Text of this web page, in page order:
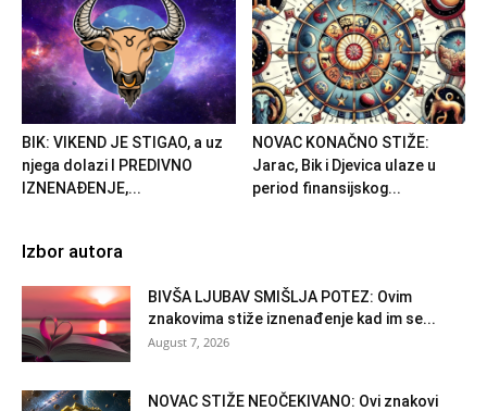
BIK: VIKEND JE STIGAO, a uz
njega dolazi I PREDIVNO
IZNENAĐENJE,...
NOVAC KONAČNO STIŽE:
Jarac, Bik i Djevica ulaze u
period finansijskog...
Izbor autora
BIVŠA LJUBAV SMIŠLJA POTEZ: Ovim
znakovima stiže iznenađenje kad im se...
August 7, 2026
NOVAC STIŽE NEOČEKIVANO: Ovi znakovi